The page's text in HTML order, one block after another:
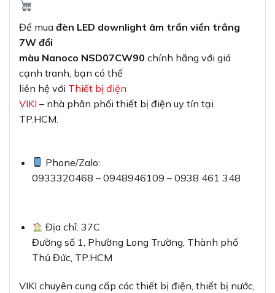
Để mua đèn LED downlight âm trần viền trắng
7W đổi
màu Nanoco NSD07CW90 chính hãng với giá
cạnh tranh, bạn có thể
liên hệ với Thiết bị điện
VIKI – nhà phân phối thiết bị điện uy tín tại
TP.HCM.
Phone/Zalo:
0933320468 – 0948946109 – 0938 461 348
Địa chỉ: 37C
Đường số 1, Phường Long Trường, Thành phố
Thủ Đức, TP.HCM
VIKI chuyên cung cấp các thiết bị điện, thiết bị nước,